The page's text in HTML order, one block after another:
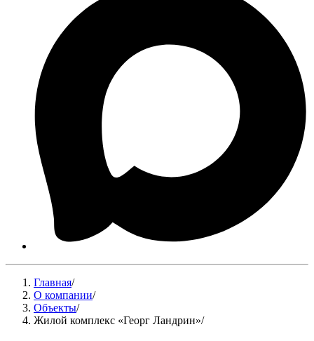
Главная/
О компании/
Объекты/
Жилой комплекс «Георг Ландрин»/